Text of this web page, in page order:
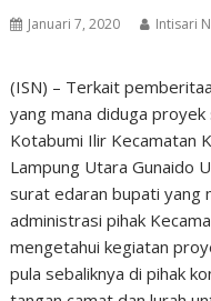
Januari 7, 2020 Intisari
(ISN) – Terkait
yang mana diduga
Kotabumi Ilir Kecamatan
Lampung Utara Gunaido
surat edaran bupati yang
administrasi pihak
mengetahui kegiatan
pula sebaliknya di pihak